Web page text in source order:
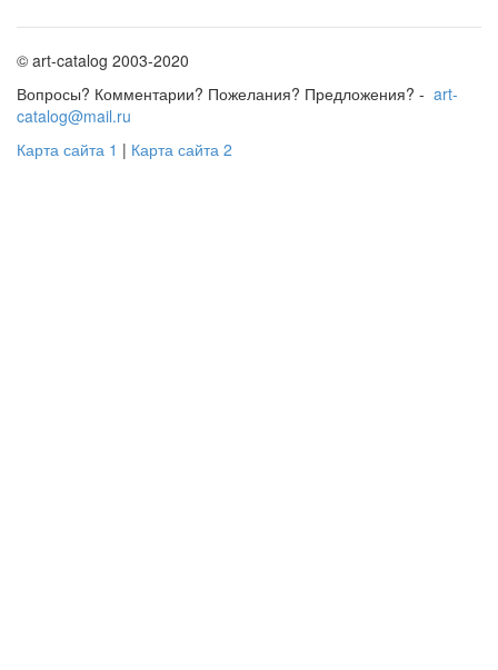
© art-catalog 2003-2020
Вопросы? Комментарии? Пожелания? Предложения? - art-
catalog@mail.ru
Карта сайта 1 | Карта сайта 2